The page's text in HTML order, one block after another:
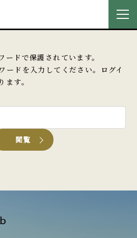
ードで保護されています。
ードを入力してください。ログイ
す。
閲覧